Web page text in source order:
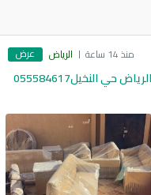
منذ 14 ساعة الرياض عرض
دينا تخاذ اثاث الى جمعية خيرية بالرياض حي النخيل055584617